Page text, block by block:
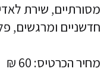
מסורתיים, שירת
חדשניים ומרגשים,
מחיר הכרטיס: 60 ₪